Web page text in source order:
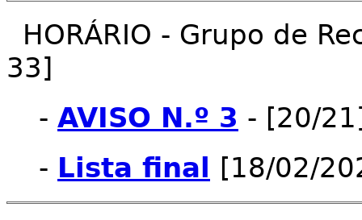
HORÁRIO - Grupo de
33]
- AVISO N.º 3 - [20/
- Lista final [18/02/